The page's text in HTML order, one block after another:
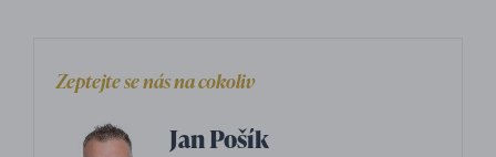
Zeptejte se nás na cokoliv
Jan Pošík